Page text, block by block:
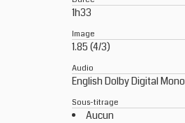
1h33
Image
1.85 (4/3)
Audio
English Dolby Digital Mono
Sous-titrage
Aucun